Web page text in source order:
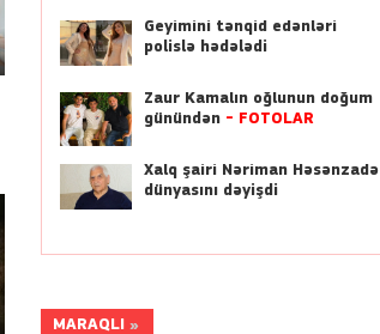
Azər Zeynalov kimdir?
Hüseyn Həsənov 6 il
müddətinə həbs oluna bilər
15:28
Geyimini tənqid edənləri
polislə hədələdi
Zaur Kamalın oğlunun doğum
günündən - FOTOLAR
Xalq şairi Nəriman Həsənzadə
dünyasını dəyişdi
MARAQLI